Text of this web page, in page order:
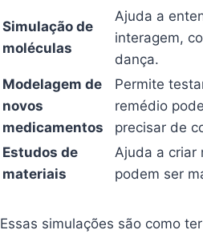
Simulação de
moléculas
Ajuda a
interagem,
dança.
Modelagem de
novos
medicamentos
Permite
remédio
precisar de
Estudos de
materiais
Ajuda a criar
podem ser
Essas simulações são como